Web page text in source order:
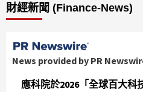
財經新聞 (Finance-News)
News provided by PR
應科院於2026「全球百大科